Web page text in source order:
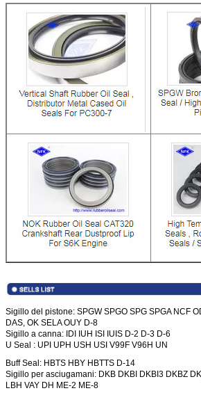
18,D31P-17, D31P-17A/B,
D31P-18, D31PL-18,
D31Q-18, D31S-17, D31S-
D355A-5, D375A-1, D37E-1,
D41A-3,D41P-3, D41E-3,
D45P-1, D45E-1, D45S-1,
D50P-16, D53A-16, D53A-
17, D53S-16, D53S-17,
D58P-1, D60E-7,D60A-7,
D63E-1, D65A-6, D65A-7,
D65E-8, D65P-6, D65P-7,
SS-2A, D135A-1, D135A-2,
Sigillo del pistone: SPGW SPGO SPG SPGA NCF
DAS, OK SELA OUY D-8
Sigillo a canna: IDI IUH ISI IUIS D-2 D-3 D-6
U Seal : UPI UPH USH USI V99F V96H UN
Buff Seal: HBTS HBY HBTTS D-14
Sigillo per asciugamani: DKB DKBI DKBI3 DKBZ
LBH VAY DH ME-2 ME-8